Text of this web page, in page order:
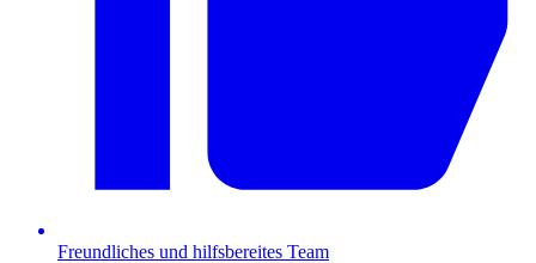
Freundliches und hilfsbereites Team